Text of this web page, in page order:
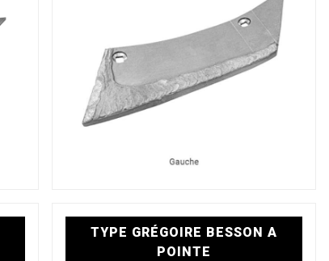
TYPE GRÉGOIRE BESSON A
POINTE